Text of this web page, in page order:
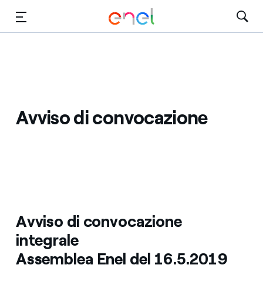
Avviso di convocazione
Avviso di convocazione
integrale
Assemblea Enel del 16.5.2019